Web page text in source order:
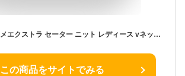
[MEME XTRA] メメエクストラ セーター ニット レディース vネック セーター ワンピース 長袖 秋冬 トップス ニットせーたー 冬 ゆったり 韓国 ロング 長め 薄手 大きいサイズ おしゃれ オーバーサイズ 無地 オフィス 着痩せ 通勤 Free Size
この商品をサイトでみる